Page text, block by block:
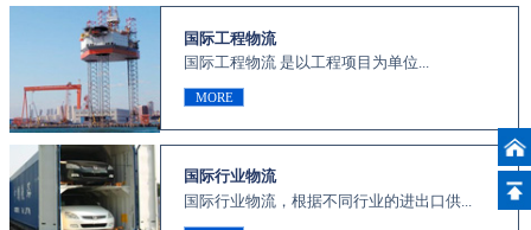
国际工程物流
国际工程物流 是以工程项目为单位...
MORE
国际行业物流
国际行业物流，根据不同行业的进出口供...